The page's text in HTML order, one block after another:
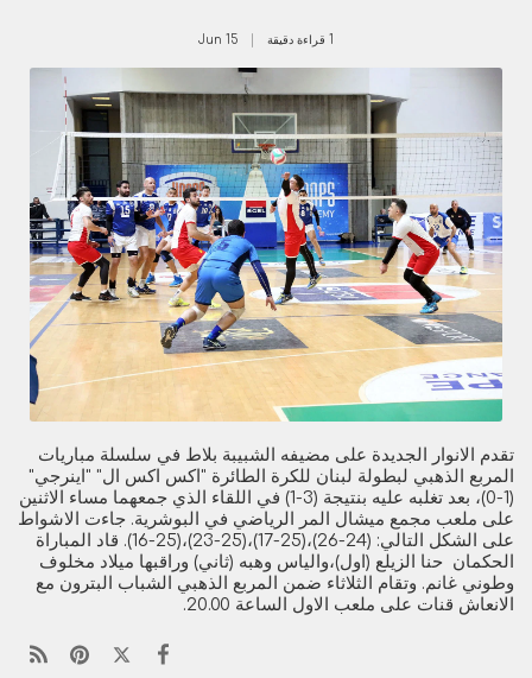
1 قراءة دقيقة 15
Jun
تقدم الانوار الجديدة على مضيفه الشبيبة بلاط في سلسلة مباريات
المربع الذهبي لبطولة لبنان للكرة الطائرة "اكس اكس ال" "اينرجي"
(1-0)، بعد تغلبه عليه بنتيجة (3-1) في اللقاء الذي جمعهما مساء الاثنين
على ملعب مجمع ميشال المر الرياضي في البوشرية. جاءت الاشواط
على الشكل التالي: (24-26)،(25-17)،(25-23)،(25-16). قاد المباراة
الحكمان حنا الزيلع (اول)،والياس وهبه (ثاني) وراقبها ميلاد مخلوف
وطوني غانم. وتقام الثلاثاء ضمن المربع الذهبي الشباب البترون مع
الانعاش قنات على ملعب الاول الساعة 20.00.